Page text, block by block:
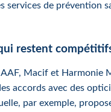
services de
restent
Macif et
accords avec des
par exemple,